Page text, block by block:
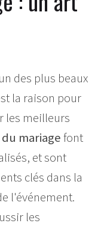
des plus beaux
la raison pour
les meilleurs
mariagefont
et sont
clés dans la
l'événement.
les